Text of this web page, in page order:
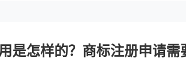
是怎样的？商标注册申请需